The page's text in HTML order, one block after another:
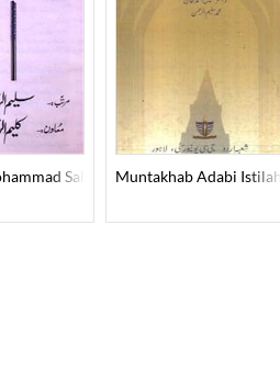
Salman Khan Sahab Nuqush-O-
Muntakhab Adabi